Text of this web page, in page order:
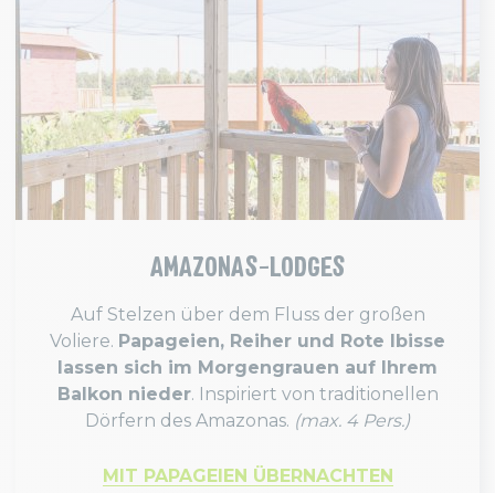
AMAZONAS-LODGES
Auf Stelzen über dem Fluss der großen
Voliere. Papageien, Reiher und Rote Ibisse
lassen sich im Morgengrauen auf Ihrem
Balkon nieder. Inspiriert von traditionellen
Dörfern des Amazonas. (max. 4 Pers.)
MIT PAPAGEIEN ÜBERNACHTEN